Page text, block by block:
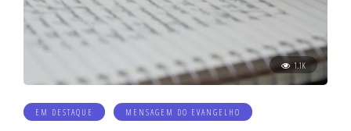
1.1K
EM DESTAQUE MENSAGEM DO EVANGELHO